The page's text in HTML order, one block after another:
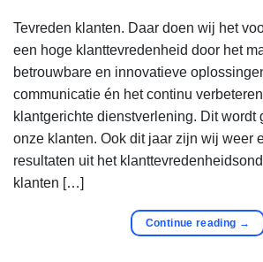
Tevreden klanten. Daar doen wij het
een hoge klanttevredenheid door het
betrouwbare en innovatieve
communicatie én het continu
klantgerichte dienstverlening. Dit wordt
onze klanten. Ook dit jaar zijn wij weer
resultaten uit het
klanten […]
Continue reading →